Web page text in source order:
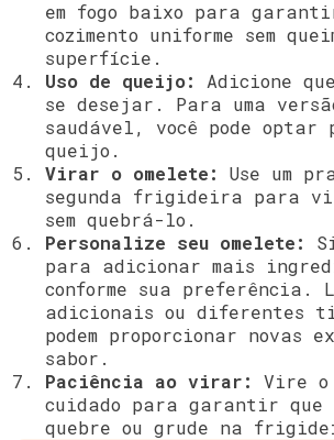
em fogo baixo para
cozimento uniforme sem
superfície.
Uso de queijo:
Adicione
se desejar. Para uma
saudável, você pode optar
queijo.
Virar o omelete:
Use um
segunda frigideira para
sem quebrá-lo.
Personalize seu omelete:
para adicionar mais
conforme sua preferência.
adicionais ou diferentes
podem proporcionar novas
sabor.
Paciência ao virar:
Vire o
cuidado para garantir que
quebre ou grude na